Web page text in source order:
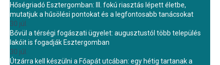
Hőségriadó Esztergomban: III. fokú riasztás lépett életbe,
mutatjuk a hűsölési pontokat és a legfontosabb tanácsokat
30 júl.
Bővül a térségi fogászati ügyelet: augusztustól több település
lakóit is fogadják Esztergomban
30 júl.
Útzárra kell készülni a Főapát utcában: egy hétig tartanak a